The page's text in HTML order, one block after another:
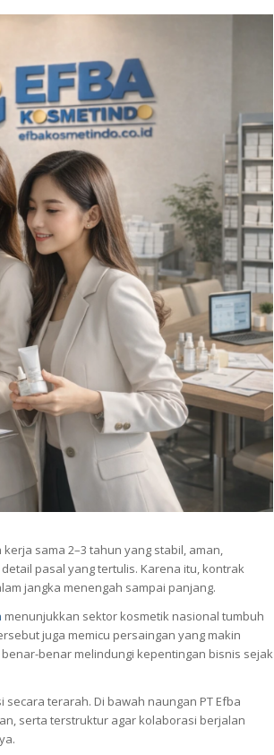
sama 2–3 tahun yang stabil, aman,
pasal yang tertulis. Karena itu, kontrak
jangka menengah sampai panjang.
menunjukkan sektor kosmetik nasional tumbuh
juga memicu persaingan yang makin
benar melindungi kepentingan bisnis sejak
terarah. Di bawah naungan PT Efba
serta terstruktur agar kolaborasi berjalan